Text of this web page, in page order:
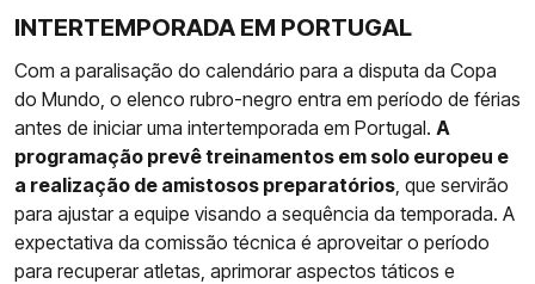
INTERTEMPORADA EM PORTUGAL
Com a paralisação do calendário para a disputa da Copa
do Mundo, o elenco rubro-negro entra em período de férias
antes de iniciar uma intertemporada em Portugal. A
programação prevê treinamentos em solo europeu e
a realização de amistosos preparatórios , que servirão
para ajustar a equipe visando a sequência da temporada. A
expectativa da comissão técnica é aproveitar o período
para recuperar atletas, aprimorar aspectos táticos e